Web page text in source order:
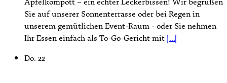
Sie auf unserer Sonnenterrasse oder bei Regen in
unserem gemütlichen Event-Raum - oder Sie nehmen
Ihr Essen einfach als To-Go-Gericht mit [...]
Do. 22